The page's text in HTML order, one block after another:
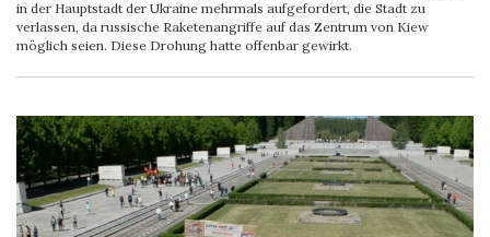
in der Hauptstadt der Ukraine mehrmals aufgefordert, die Stadt zu
verlassen, da russische Raketenangriffe auf das Zentrum von Kiew
möglich seien. Diese Drohung hatte offenbar gewirkt.